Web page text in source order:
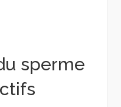
sperme